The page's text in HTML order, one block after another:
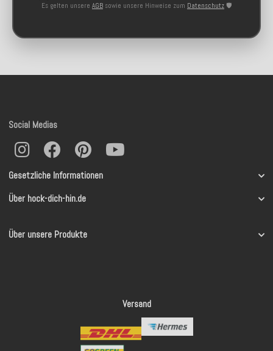
Es gelten unsere AGB sowie unsere Hinweise zum Datenschutz 🛡️
Gesetzliche Informationen
Über hock-dich-hin.de
Über unsere Produkte
Social Medias
Versand